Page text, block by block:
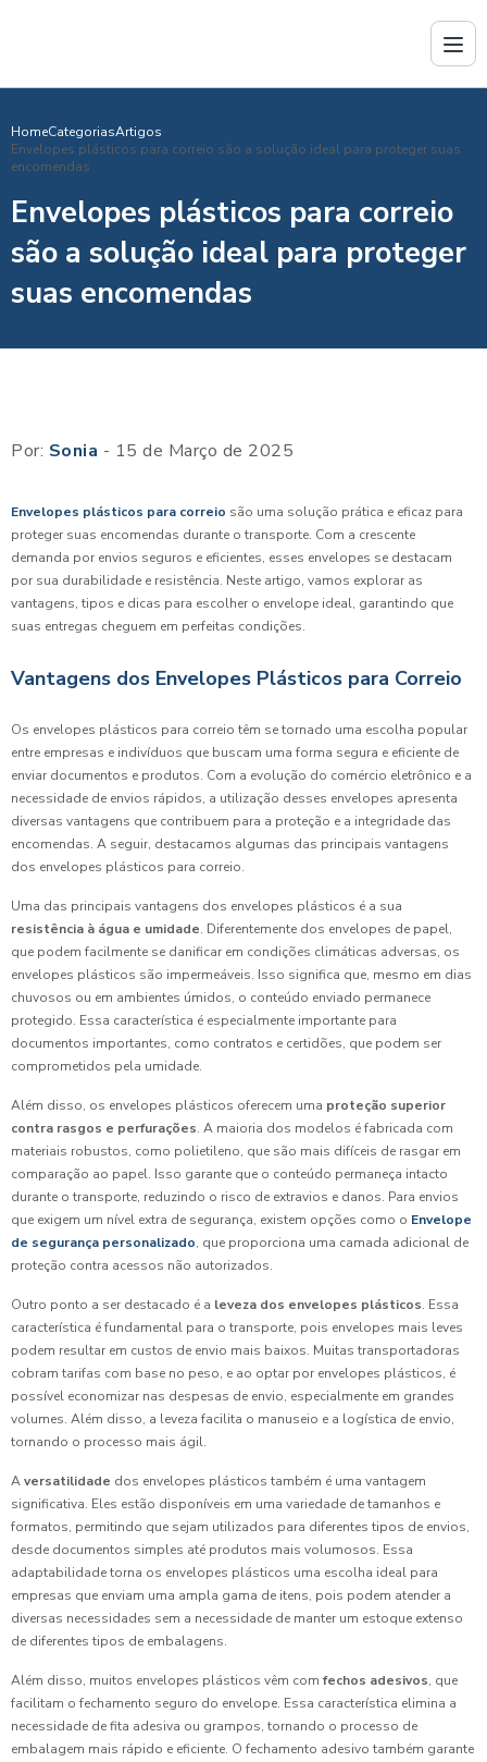
HomeCategoriasArtigos
Envelopes plásticos para correio são a solução ideal para proteger suas
encomendas
Envelopes plásticos para correio
são a solução ideal para proteger
suas encomendas
Por: Sonia - 15 de Março de 2025
Envelopes plásticos para correio são uma solução prática e eficaz para
proteger suas encomendas durante o transporte. Com a crescente
demanda por envios seguros e eficientes, esses envelopes se destacam
por sua durabilidade e resistência. Neste artigo, vamos explorar as
vantagens, tipos e dicas para escolher o envelope ideal, garantindo que
suas entregas cheguem em perfeitas condições.
Vantagens dos Envelopes Plásticos para Correio
Os envelopes plásticos para correio têm se tornado uma escolha popular
entre empresas e indivíduos que buscam uma forma segura e eficiente de
enviar documentos e produtos. Com a evolução do comércio eletrônico e a
necessidade de envios rápidos, a utilização desses envelopes apresenta
diversas vantagens que contribuem para a proteção e a integridade das
encomendas. A seguir, destacamos algumas das principais vantagens
dos envelopes plásticos para correio.
Uma das principais vantagens dos envelopes plásticos é a sua
resistência à água e umidade. Diferentemente dos envelopes de papel,
que podem facilmente se danificar em condições climáticas adversas, os
envelopes plásticos são impermeáveis. Isso significa que, mesmo em dias
chuvosos ou em ambientes úmidos, o conteúdo enviado permanece
protegido. Essa característica é especialmente importante para
documentos importantes, como contratos e certidões, que podem ser
comprometidos pela umidade.
Além disso, os envelopes plásticos oferecem uma proteção superior
contra rasgos e perfurações. A maioria dos modelos é fabricada com
materiais robustos, como polietileno, que são mais difíceis de rasgar em
comparação ao papel. Isso garante que o conteúdo permaneça intacto
durante o transporte, reduzindo o risco de extravios e danos. Para envios
que exigem um nível extra de segurança, existem opções como o Envelope
de segurança personalizado, que proporciona uma camada adicional de
proteção contra acessos não autorizados.
Outro ponto a ser destacado é a leveza dos envelopes plásticos. Essa
característica é fundamental para o transporte, pois envelopes mais leves
podem resultar em custos de envio mais baixos. Muitas transportadoras
cobram tarifas com base no peso, e ao optar por envelopes plásticos, é
possível economizar nas despesas de envio, especialmente em grandes
volumes. Além disso, a leveza facilita o manuseio e a logística de envio,
tornando o processo mais ágil.
Aversatilidade dos envelopes plásticos também é uma vantagem
significativa. Eles estão disponíveis em uma variedade de tamanhos e
formatos, permitindo que sejam utilizados para diferentes tipos de envios,
desde documentos simples até produtos mais volumosos. Essa
adaptabilidade torna os envelopes plásticos uma escolha ideal para
empresas que enviam uma ampla gama de itens, pois podem atender a
diversas necessidades sem a necessidade de manter um estoque extenso
de diferentes tipos de embalagens.
Além disso, muitos envelopes plásticos vêm com fechos adesivos, que
facilitam o fechamento seguro do envelope. Essa característica elimina a
necessidade de fita adesiva ou grampos, tornando o processo de
embalagem mais rápido e eficiente. O fechamento adesivo também garante